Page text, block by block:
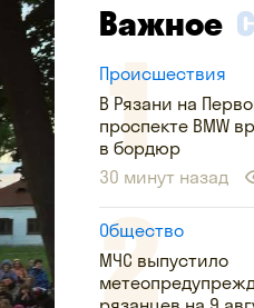
Важное
Происшествия
В Рязани на
проспекте BMW
в бордюр
30 минут назад
Общество
МЧС выпустило